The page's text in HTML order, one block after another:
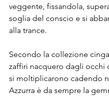
veggente, fissandola,
soglia del conscio e si
alla trance.
Secondo la collezione
zaffiri nacquero dagli occhi
si moltiplicarono cadendo
Azzurra è da sempre la